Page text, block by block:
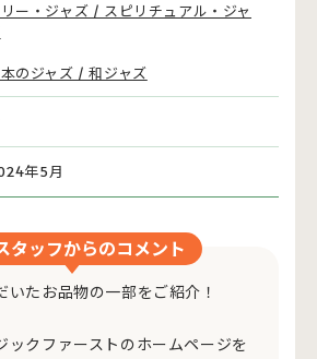
ー・ジャズ / スピリチュアル・ジャ
のジャズ / 和ジャズ
年5月
タッフからのコメント
いたお品物の一部をご紹介！
ックファーストのホームページを